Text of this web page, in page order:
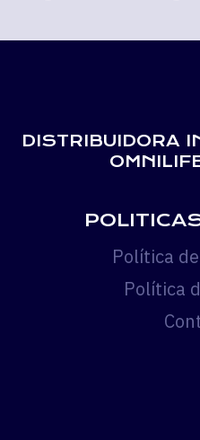
DISTRIBUIDORA
Política
Política